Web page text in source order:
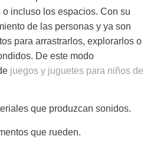
incluso los espacios. Con su
de las personas y ya son
para arrastrarlos, explorarlos o
De este modo
juegos y juguetes para niños de
que produzcan sonidos.
que rueden.